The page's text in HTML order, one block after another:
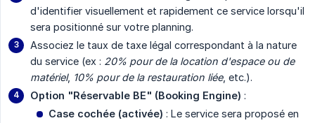
d'identifier visuellement et rapidement ce service lorsqu'il
sera positionné sur votre planning.
Associez le taux de taxe légal correspondant à la nature
du service (ex : 20% pour de la location d'espace ou de
matériel, 10% pour de la restauration liée, etc.).
Option "Réservable BE" (Booking Engine) :
Case cochée (activée) : Le service sera proposé en